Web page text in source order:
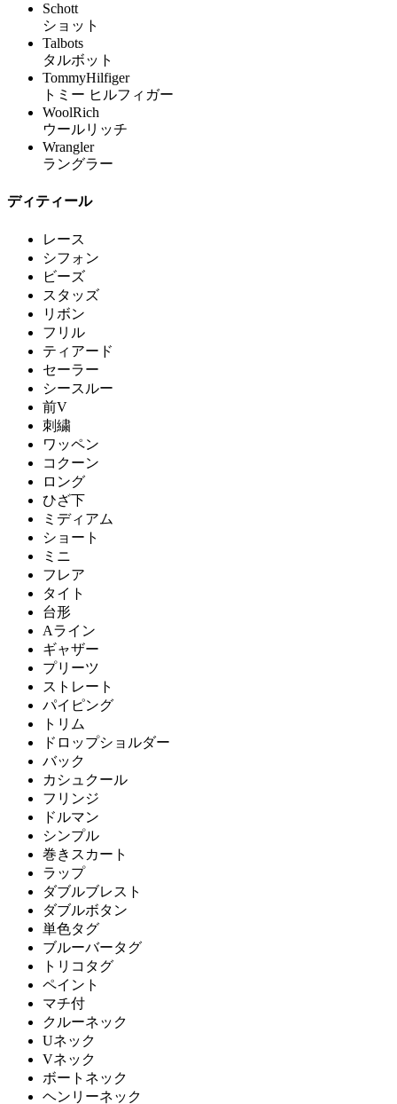
Schott
ショット
Talbots
タルボット
TommyHilfiger
トミー ヒルフィガー
WoolRich
ウールリッチ
Wrangler
ラングラー
ディティール
レース
シフォン
ビーズ
スタッズ
リボン
フリル
ティアード
セーラー
シースルー
前V
刺繍
ワッペン
コクーン
ロング
ひざ下
ミディアム
ショート
ミニ
フレア
タイト
台形
Aライン
ギャザー
プリーツ
ストレート
パイピング
トリム
ドロップショルダー
バック
カシュクール
フリンジ
ドルマン
シンプル
巻きスカート
ラップ
ダブルブレスト
ダブルボタン
単色タグ
ブルーバータグ
トリコタグ
ペイント
マチ付
クルーネック
Uネック
Vネック
ボートネック
ヘンリーネック